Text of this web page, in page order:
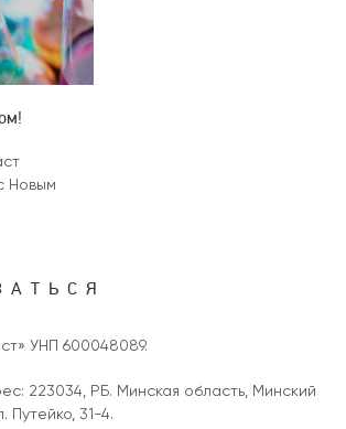
Новым
УНП 600048089.
223034, РБ. Минская область, Минский
Путейко, 31-4.